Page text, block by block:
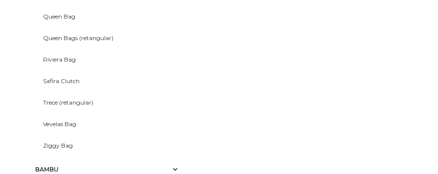
Queen Bag
Queen Bags (retangular)
Riviera Bag
Safira Clutch
Trece (retangular)
Vevelas Bag
Ziggy Bag
BAMBU